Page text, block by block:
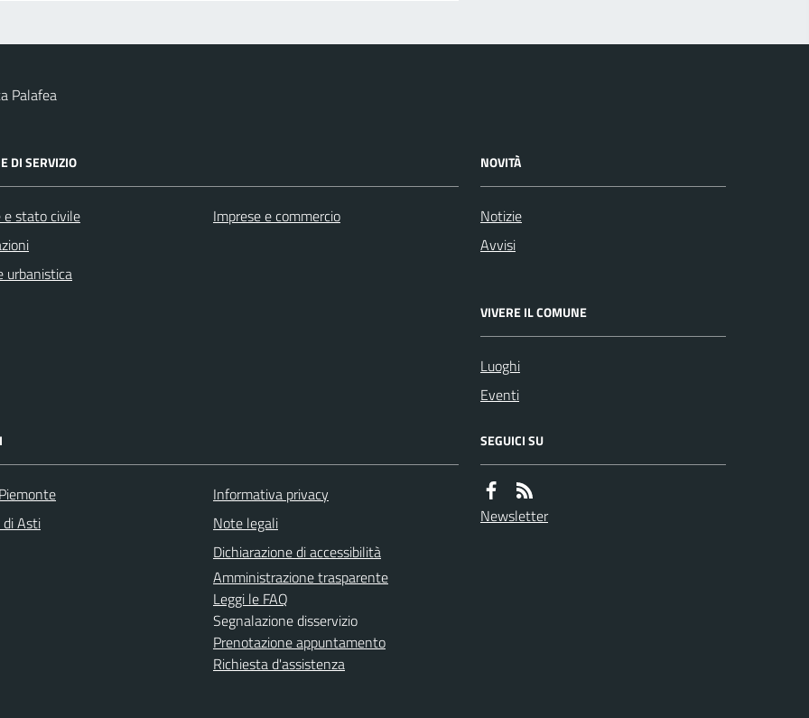
Palafea
DI SERVIZIO
e stato civile
urbanistica
Imprese e commercio
NOVITÀ
Notizie
Avvisi
VIVERE IL COMUNE
Luoghi
Eventi
di Asti
Informativa privacy
Note legali
Dichiarazione di accessibilità
Amministrazione trasparente
Leggi le FAQ
Segnalazione disservizio
Prenotazione appuntamento
Richiesta d'assistenza
SEGUICI SU
Newsletter